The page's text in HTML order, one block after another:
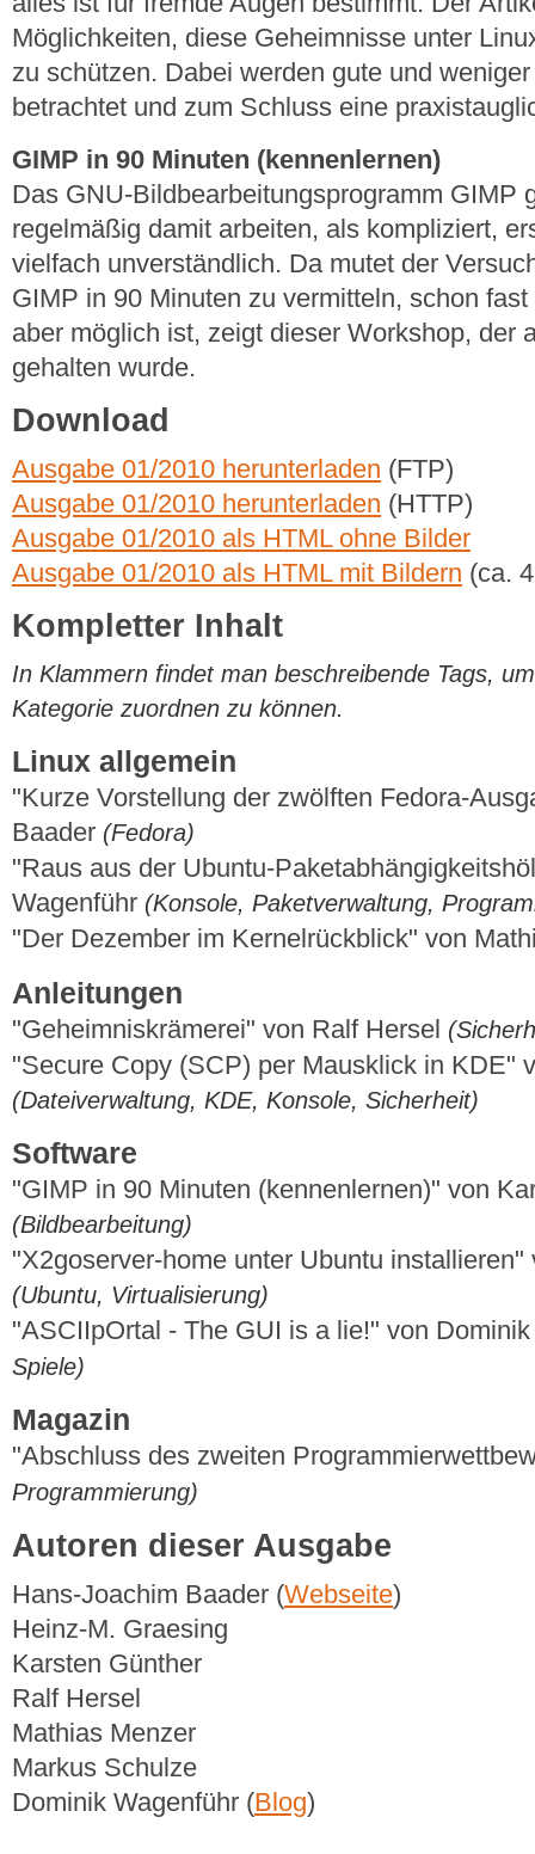
Möglichkeiten, diese Geheimnisse unter
zu schützen. Dabei werden gute und
betrachtet und zum Schluss eine
GIMP in 90 Minuten (kennenlernen)
Das GNU-Bildbearbeitungsprogramm GIMP
regelmäßig damit arbeiten, als kompliziert,
vielfach unverständlich. Da mutet der
GIMP in 90 Minuten zu vermitteln, schon
aber möglich ist, zeigt dieser Workshop, der
gehalten wurde.
Download
Ausgabe 01/2010 herunterladen (FTP)
Ausgabe 01/2010 herunterladen (HTTP)
Ausgabe 01/2010 als HTML ohne Bilder
Ausgabe 01/2010 als HTML mit Bildern (ca.
Kompletter Inhalt
In Klammern findet man beschreibende Tags,
Kategorie zuordnen zu können.
Linux allgemein
"Kurze Vorstellung der zwölften Fedora-
Baader (Fedora)
"Raus aus der Ubuntu-
Wagenführ (Konsole, Paketverwaltung,
"Der Dezember im Kernelrückblick" von
Anleitungen
"Geheimniskrämerei" von Ralf Hersel
"Secure Copy (SCP) per Mausklick in KDE"
(Dateiverwaltung, KDE, Konsole, Sicherheit)
Software
"GIMP in 90 Minuten (kennenlernen)" von
(Bildbearbeitung)
"X2goserver-home unter Ubuntu
(Ubuntu, Virtualisierung)
"ASCIIpOrtal - The GUI is a lie!" von
Spiele)
Magazin
"Abschluss des zweiten
Programmierung)
Autoren dieser Ausgabe
Hans-Joachim Baader (Webseite)
Heinz-M. Graesing
Karsten Günther
Ralf Hersel
Mathias Menzer
Markus Schulze
Dominik Wagenführ (Blog)